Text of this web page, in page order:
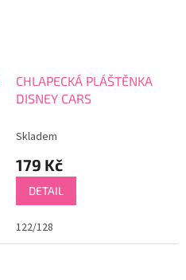
CHLAPECKÁ PLÁŠTĚNKA
DISNEY CARS
Skladem
179 Kč
DETAIL
122/128